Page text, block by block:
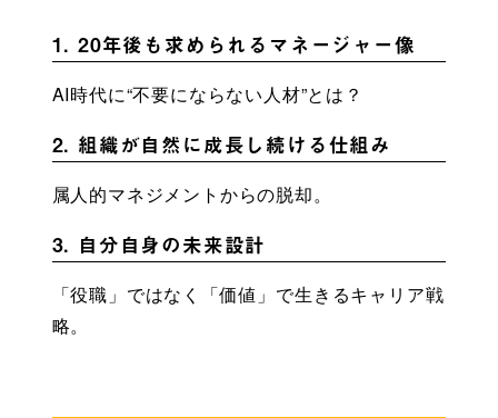
1. 20年後も求められるマネージャー像
AI時代に“不要にならない人材”とは？
2. 組織が自然に成長し続ける仕組み
属人的マネジメントからの脱却。
3. 自分自身の未来設計
「役職」ではなく「価値」で生きるキャリア戦
略。